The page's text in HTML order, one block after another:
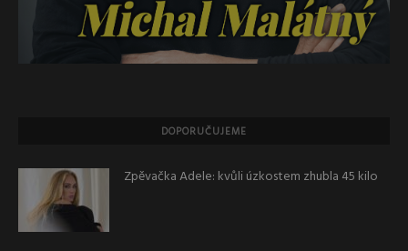
DOPORUČUJEME
Zpěvačka Adele: kvůli úzkostem zhubla 45 kilo